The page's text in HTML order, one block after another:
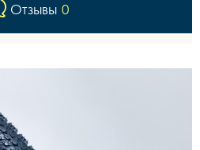
Отзывы 0